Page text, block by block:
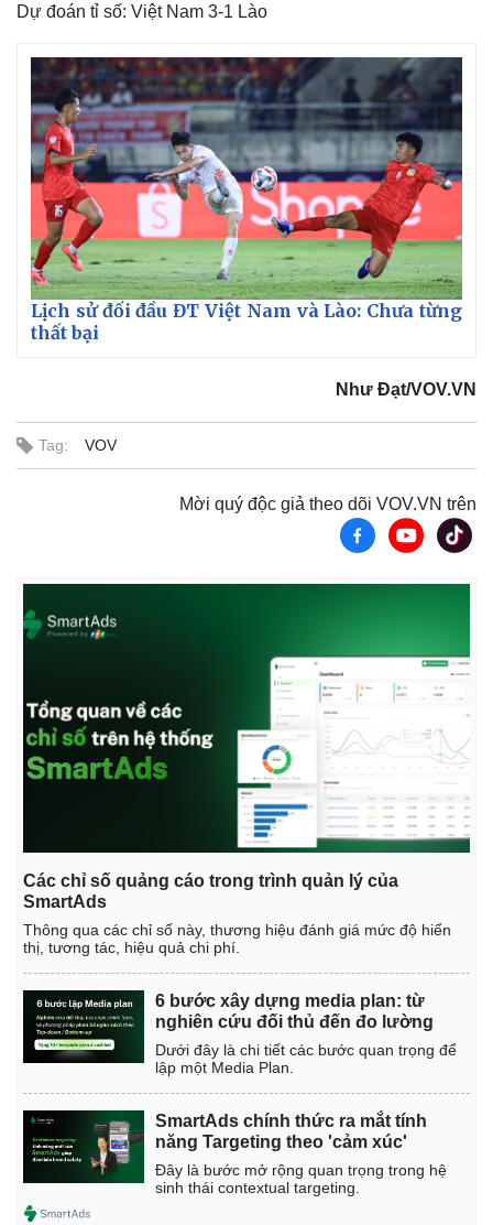
Kinh tế
Tiêu dùng
Tỷ giá
Chứng khoán
Giá cà phê
Dự đoán tỉ số: Việt Nam 3-1 Lào
Lịch sử đối đầu ĐT Việt Nam và Lào: Chưa từng
thất bại
Như Đạt/VOV.VN
Tag: VOV
Mời quý độc giả theo dõi VOV.VN trên
Các chỉ số quảng cáo trong trình quản lý của
SmartAds
Thông qua các chỉ số này, thương hiệu đánh giá mức độ hiển
thị, tương tác, hiệu quả chi phí.
6 bước xây dựng media plan: từ
nghiên cứu đối thủ đến đo lường
Dưới đây là chi tiết các bước quan trọng để
lập một Media Plan.
SmartAds chính thức ra mắt tính
năng Targeting theo 'cảm xúc'
Đây là bước mở rộng quan trọng trong hệ
sinh thái contextual targeting.